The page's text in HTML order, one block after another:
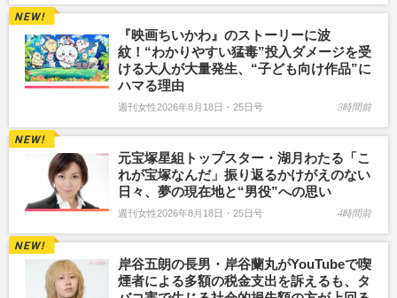
『映画ちいかわ』のストーリーに波
紋！“わかりやすい猛毒”投入ダメージを受
ける大人が大量発生、“子ども向け作品”に
ハマる理由
週刊女性2026年8月18日・25日号 3時間前
元宝塚星組トップスター・湖月わたる「こ
れが宝塚なんだ」振り返るかけがえのない
日々、夢の現在地と“男役”への思い
週刊女性2026年8月18日・25日号 4時間前
岸谷五朗の長男・岸谷蘭丸がYouTubeで喫
煙者による多額の税金支出を訴えるも、タ